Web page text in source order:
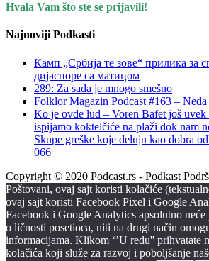
Hvala Vam što ste se prijavili!
Najnoviji Podkasti
Камп „Србија те зове“ прилика за
дијаспоре са матицом
289: Za sada je mnogo smešno
Folklor Magazin Podcast #163 –
Ko je ovde lud – Voren Bafet još uvek
ispijamo koktelčiće na plaži dok nam
Skupe greške koje deluju kao dobra
066
Copyright © 2020 Podcast.rs - Podkast
Poštovani, ovaj sajt koristi kolačiće
ovaj sajt koristi Facebook Pixel i Google
Facebook i Google Analytics apsolutno
o ličnosti posetioca, niti na drugi način
informacijama. Klikom ‘’U redu'' prihvatate
kolačića koji služe za razvoj i poboljšanje